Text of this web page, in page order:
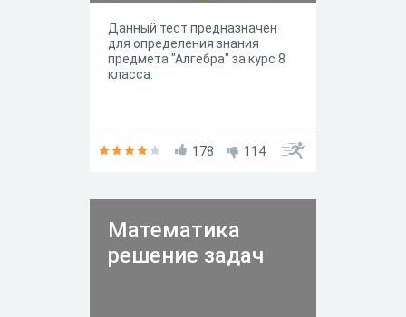
Данный тест предназначен
для определения знания
предмета "Алгебра" за курс 8
класса.
178 114
Математика
решение задач